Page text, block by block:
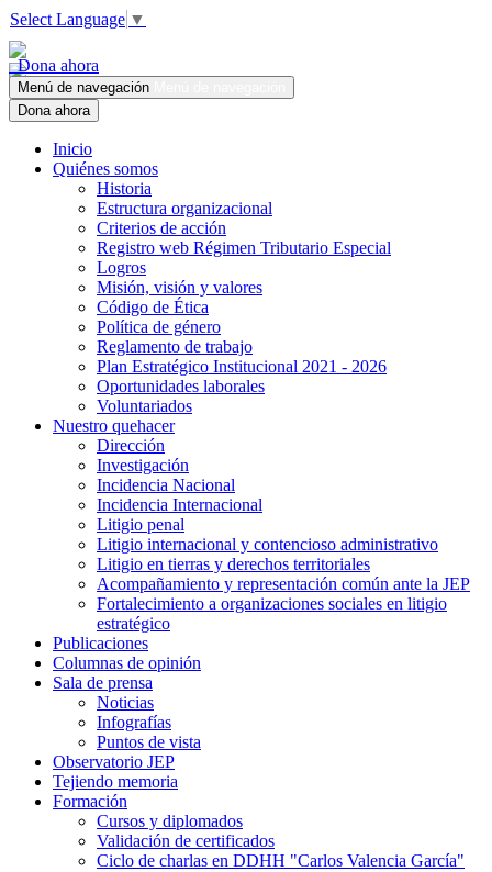
Select Language ▼
Dona ahora
Menú de navegación
Dona ahora
Inicio
Quiénes somos
Historia
Estructura organizacional
Criterios de acción
Registro web Régimen Tributario Especial
Logros
Misión, visión y valores
Código de Ética
Política de género
Reglamento de trabajo
Plan Estratégico Institucional 2021 - 2026
Oportunidades laborales
Voluntariados
Nuestro quehacer
Dirección
Investigación
Incidencia Nacional
Incidencia Internacional
Litigio penal
Litigio internacional y contencioso administrativo
Litigio en tierras y derechos territoriales
Acompañamiento y representación común ante la JEP
Fortalecimiento a organizaciones sociales en litigio
estratégico
Publicaciones
Columnas de opinión
Sala de prensa
Noticias
Infografías
Puntos de vista
Observatorio JEP
Tejiendo memoria
Formación
Cursos y diplomados
Validación de certificados
Ciclo de charlas en DDHH "Carlos Valencia García"